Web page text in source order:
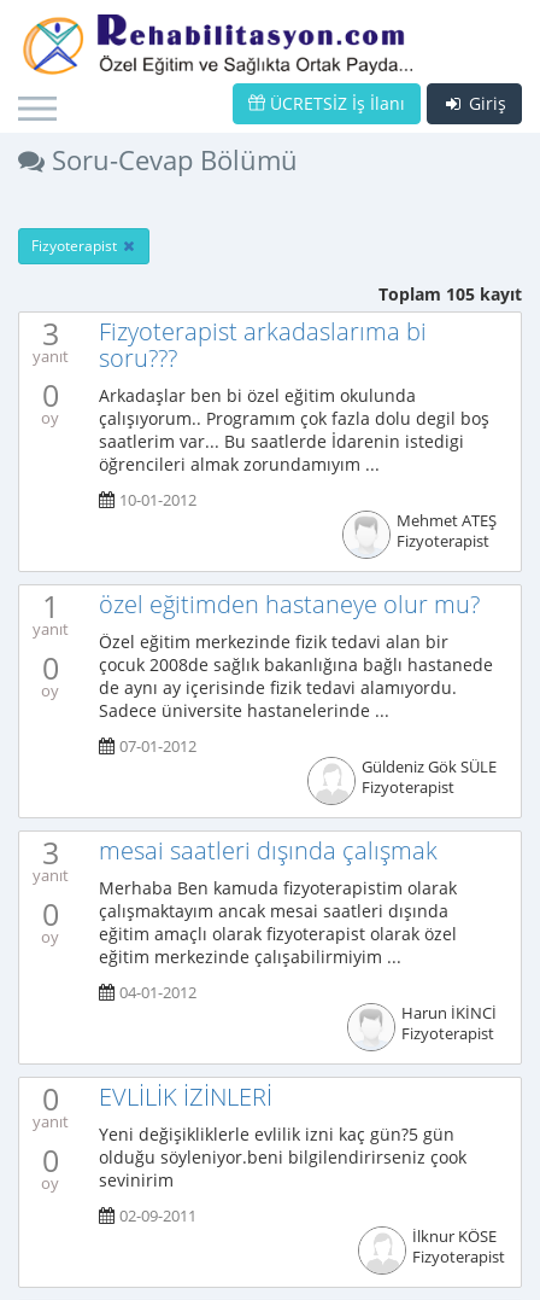
Giriş
ÜCRETSİZ İş İlanı
Soru-Cevap Bölümü
Fizyoterapist
Toplam 105 kayıt
3
yanıt
0
oy
Fizyoterapist arkadaslarıma bi
soru???
Arkadaşlar ben bi özel eğitim okulunda
çalışıyorum.. Programım çok fazla dolu degil boş
saatlerim var... Bu saatlerde İdarenin istedigi
öğrencileri almak zorundamıyım ...
10-01-2012
Mehmet ATEŞ
Fizyoterapist
1
yanıt
0
oy
özel eğitimden hastaneye olur mu?
Özel eğitim merkezinde fizik tedavi alan bir
çocuk 2008de sağlık bakanlığına bağlı hastanede
de aynı ay içerisinde fizik tedavi alamıyordu.
Sadece üniversite hastanelerinde ...
07-01-2012
Güldeniz Gök SÜLE
Fizyoterapist
3
yanıt
0
oy
mesai saatleri dışında çalışmak
Merhaba Ben kamuda fizyoterapistim olarak
çalışmaktayım ancak mesai saatleri dışında
eğitim amaçlı olarak fizyoterapist olarak özel
eğitim merkezinde çalışabilirmiyim ...
04-01-2012
Harun İKİNCİ
Fizyoterapist
0
yanıt
0
oy
EVLİLİK İZİNLERİ
Yeni değişikliklerle evlilik izni kaç gün?5 gün
olduğu söyleniyor.beni bilgilendirirseniz çook
sevinirim
02-09-2011
İlknur KÖSE
Fizyoterapist